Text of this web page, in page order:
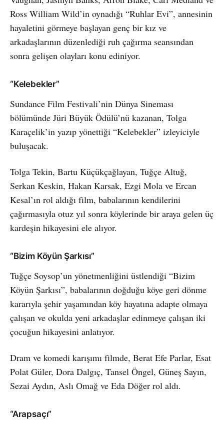
Ross William Wild’in oynadığı “Ruhlar Evi”, annesinin
hayaletini görmeye başlayan genç bir kız ve
arkadaşlarının düzenlediği ruh çağırma seansından
sonra gelişen olayları konu ediniyor.
“Kelebekler”
Sundance Film Festivali’nin Dünya Sineması
bölümünde Jüri Büyük Ödülü’nü kazanan, Tolga
Karaçelik’in yazıp yönettiği “Kelebekler” izleyiciyle
buluşacak.
Tolga Tekin, Bartu Küçükçağlayan, Tuğçe Altuğ,
Serkan Keskin, Hakan Karsak, Ezgi Mola ve Ercan
Kesal’ın rol aldığı film, babalarının kendilerini
çağırmasıyla otuz yıl sonra köylerinde bir araya gelen üç
kardeşin hikayesini ele alıyor.
“Bizim Köyün Şarkısı”
Tuğçe Soysop’un yönetmenliğini üstlendiği “Bizim
Köyün Şarkısı”, babalarının doğduğu köye geri dönme
kararıyla şehir yaşamından köy hayatına adapte olmaya
çalışan ve okulda yeni arkadaşlar edinmeye çalışan iki
çocuğun hikayesini anlatıyor.
Dram ve komedi karışımı filmde, Berat Efe Parlar, Esat
Polat Güler, Dora Dalgıç, Tansel Öngel, Güneş Sayın,
Sezai Aydın, Aslı Omağ ve Eda Döğer rol aldı.
“Arapsaçı”